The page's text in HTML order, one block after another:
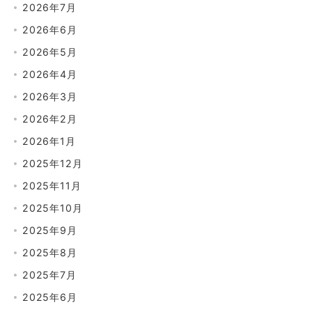
2026年7月
2026年6月
2026年5月
2026年4月
2026年3月
2026年2月
2026年1月
2025年12月
2025年11月
2025年10月
2025年9月
2025年8月
2025年7月
2025年6月